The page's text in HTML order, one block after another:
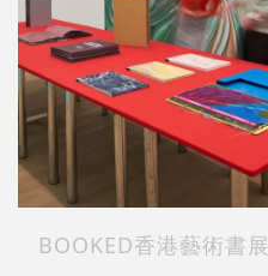
BOOKED香港藝術書